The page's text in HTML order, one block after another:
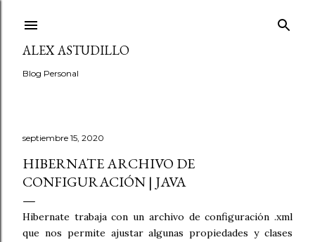
ALEX ASTUDILLO
Blog Personal
septiembre 15, 2020
HIBERNATE ARCHIVO DE
CONFIGURACIÓN | JAVA
Hibernate trabaja con un archivo de configuración .xml
que nos permite ajustar algunas propiedades y clases